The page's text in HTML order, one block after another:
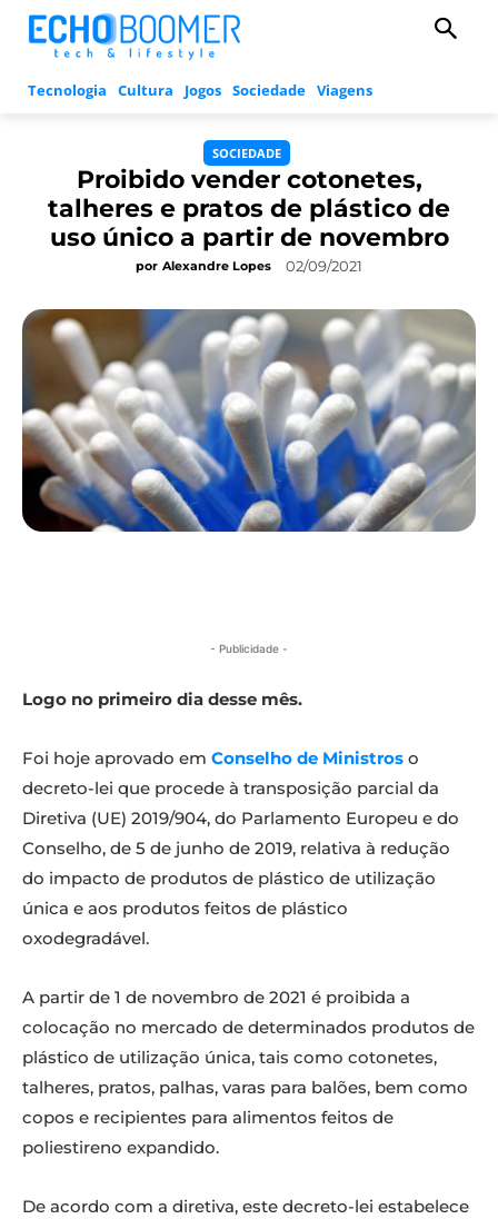
Tecnologia Cultura Jogos Sociedade Viagens
SOCIEDADE
Proibido vender cotonetes,
talheres e pratos de plástico de
uso único a partir de novembro
por Alexandre Lopes 02/09/2021
- Publicidade -
Logo no primeiro dia desse mês.
Foi hoje aprovado em Conselho de Ministros o
decreto-lei que procede à transposição parcial da
Diretiva (UE) 2019/904, do Parlamento Europeu e do
Conselho, de 5 de junho de 2019, relativa à redução
do impacto de produtos de plástico de utilização
única e aos produtos feitos de plástico
oxodegradável.
A partir de 1 de novembro de 2021 é proibida a
colocação no mercado de determinados produtos de
plástico de utilização única, tais como cotonetes,
talheres, pratos, palhas, varas para balões, bem como
copos e recipientes para alimentos feitos de
poliestireno expandido.
De acordo com a diretiva, este decreto-lei estabelece